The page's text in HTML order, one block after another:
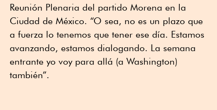
Reunión Plenaria del partido Morena en la
Ciudad de México. “O sea, no es un plazo que
a fuerza lo tenemos que tener ese día. Estamos
avanzando, estamos dialogando. La semana
entrante yo voy para allá (a Washington)
también”.